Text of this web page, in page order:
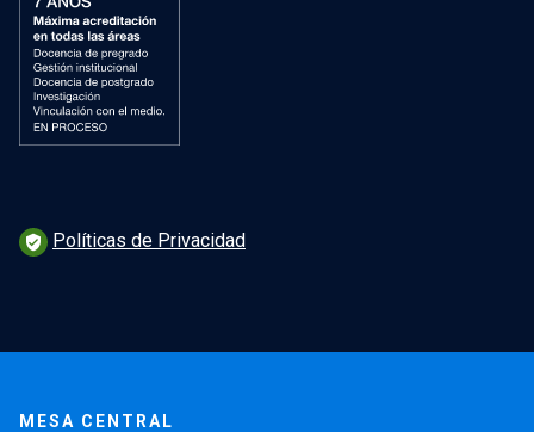
verified_user Políticas de Privacidad
MESA CENTRAL